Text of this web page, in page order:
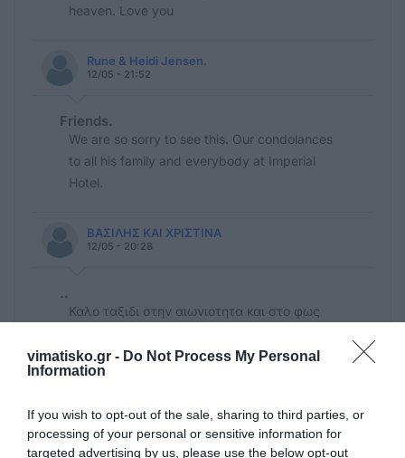
vimatisko.gr - Do Not Process My Personal
Information
If you wish to opt-out of the sale, sharing to third parties, or
processing of your personal or sensitive information for
targeted advertising by us, please use the below opt-out
heaven. Love you
Rune & Heidi Jensen.
12/05 - 21:52
Friends.
We are so sorry to see this. Our condolances
to all his family and everybody at Imperial
Hotel.
ΒΑΣΙΛΗΣ ΚΑΙ ΧΡΙΣΤΙΝΑ
12/05 - 20:28
..
Καλο ταξιδι στην αιωνιοτητα και στο φως
κουραγιο στην οικογενεια
12/05 - 20:09